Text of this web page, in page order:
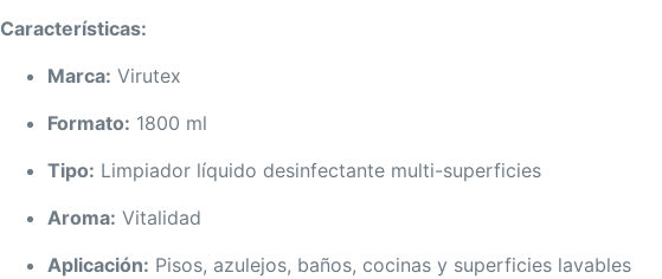
Características:
Marca: Virutex
Formato: 1800 ml
Tipo: Limpiador líquido desinfectante multi-superficies
Aroma: Vitalidad
Aplicación: Pisos, azulejos, baños, cocinas y superficies lavables